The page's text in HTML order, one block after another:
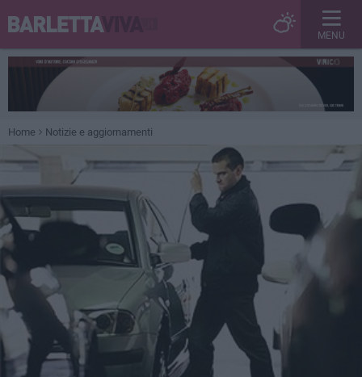
MENU
Home Notizie e aggiornamenti